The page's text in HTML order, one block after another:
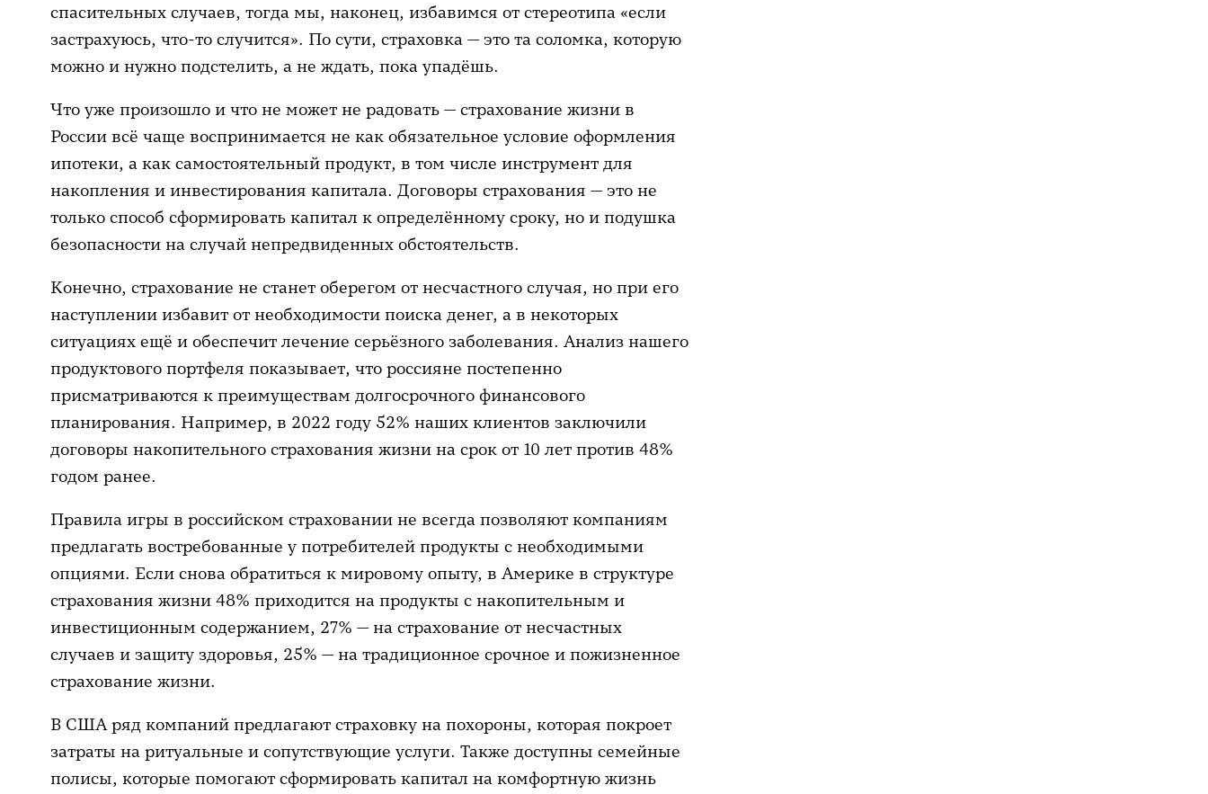
спасительных случаев, тогда мы, наконец, избавимся от стереотипа «если
застрахуюсь, что-то случится». По сути, страховка — это та соломка, которую
можно и нужно подстелить, а не ждать, пока упадёшь.
Что уже произошло и что не может не радовать — страхование жизни в
России всё чаще воспринимается не как обязательное условие оформления
ипотеки, а как самостоятельный продукт, в том числе инструмент для
накопления и инвестирования капитала. Договоры страхования — это не
только способ сформировать капитал к определённому сроку, но и подушка
безопасности на случай непредвиденных обстоятельств.
Конечно, страхование не станет оберегом от несчастного случая, но при его
наступлении избавит от необходимости поиска денег, а в некоторых
ситуациях ещё и обеспечит лечение серьёзного заболевания. Анализ нашего
продуктового портфеля показывает, что россияне постепенно
присматриваются к преимуществам долгосрочного финансового
планирования. Например, в 2022 году 52% наших клиентов заключили
договоры накопительного страхования жизни на срок от 10 лет против 48%
годом ранее.
Правила игры в российском страховании не всегда позволяют компаниям
предлагать востребованные у потребителей продукты с необходимыми
опциями. Если снова обратиться к мировому опыту, в Америке в структуре
страхования жизни 48% приходится на продукты с накопительным и
инвестиционным содержанием, 27% — на страхование от несчастных
случаев и защиту здоровья, 25% — на традиционное срочное и пожизненное
страхование жизни.
В США ряд компаний предлагают страховку на похороны, которая покроет
затраты на ритуальные и сопутствующие услуги. Также доступны семейные
полисы, которые помогают сформировать капитал на комфортную жизнь